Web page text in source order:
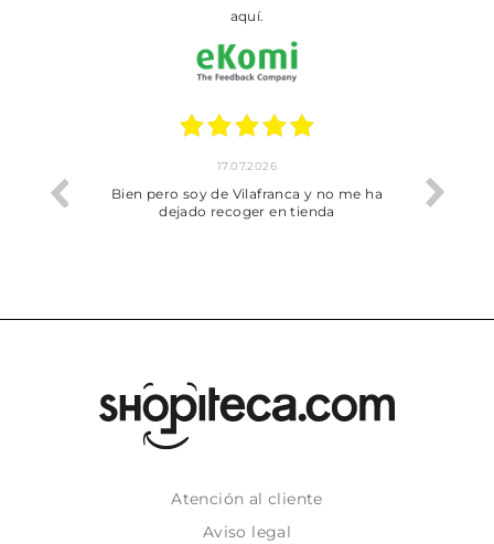
aquí.
trobat
17.07.2026
Bien pero soy de Vilafranca y no me ha
dejado recoger en tienda
Atención al cliente
Aviso legal